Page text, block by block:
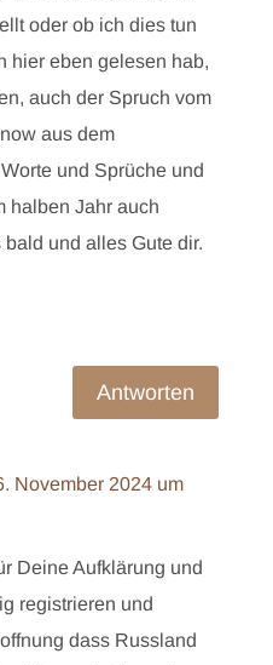
oder ob ich dies tun
hier eben gelesen hab,
auch der Spruch vom
aus dem
und Sprüche und
halben Jahr auch
und alles Gute dir.
Antworten
November 2024 um
Deine Aufklärung und
registrieren und
dass Russland